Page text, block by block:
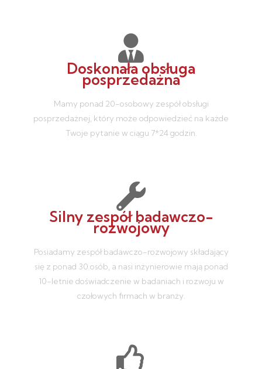
Doskonała obsługa
posprzedażna
Mamy ponad 20-osobowy zespół obsługi
posprzedażnej, który może odpowiedzieć na każde
Twoje pytanie w ciągu 7*24 godzin.
Silny zespół badawczo-
rozwojowy
Posiadamy zespół badawczo-rozwojowy składający
się z ponad 30 osób, a nasi inżynierowie mają ponad
10-letnie doświadczenie w badaniach i rozwoju w
czołowych firmach w branży.